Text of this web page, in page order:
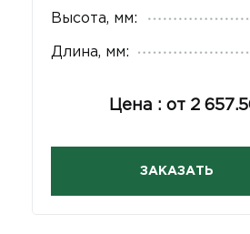
Высота, мм:
Длина, мм:
Цена : от 2
ЗАКАЗАТЬ